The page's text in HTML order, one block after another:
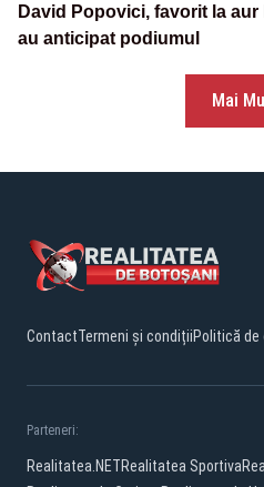
David Popovici, favorit la
au anticipat podiumul
Mai
ContactTermeni și condițiiPolitică
Parteneri:
Realitatea.NETRealitatea Sportiva